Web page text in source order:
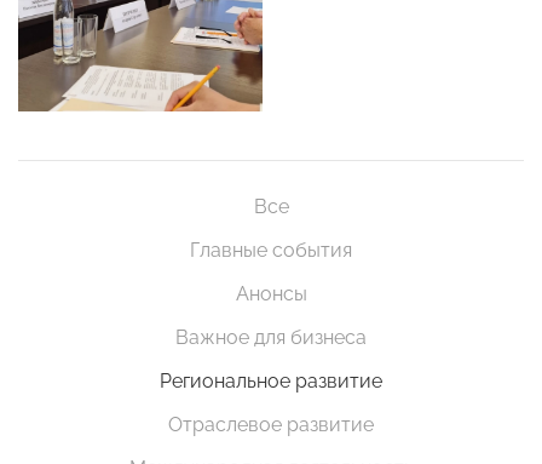
Все
Главные события
Анонсы
Важное для бизнеса
Региональное развитие
Отраслевое развитие